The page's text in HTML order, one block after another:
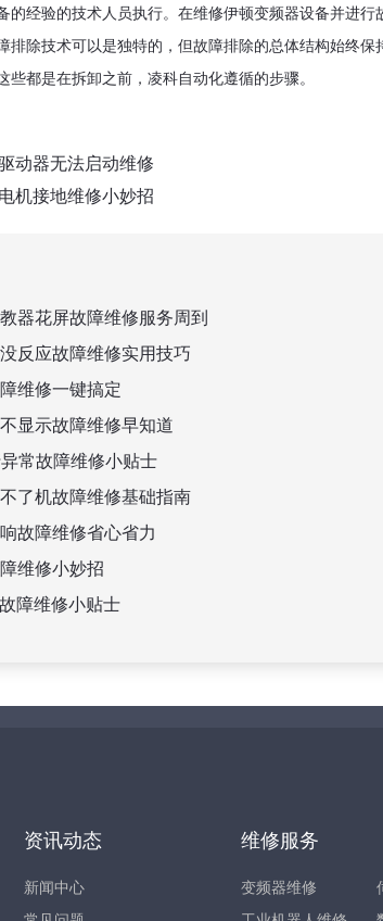
的经验的技术人员执行。在维修伊顿变频器设备并进
排除技术可以是独特的，但故障排除的总体结构始终
些都是在拆卸之前，凌科自动化遵循的步骤。
动器无法启动维修
机接地维修小妙招
器花屏故障维修服务周到
反应故障维修实用技巧
维修一键搞定
显示故障维修早知道
常故障维修小贴士
了机故障维修基础指南
故障维修省心省力
维修小妙招
障维修小贴士
资讯动态
新闻中心
维修服务
变频器维修